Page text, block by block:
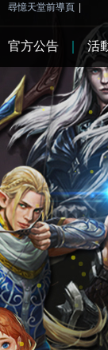
尋憶天堂前導頁